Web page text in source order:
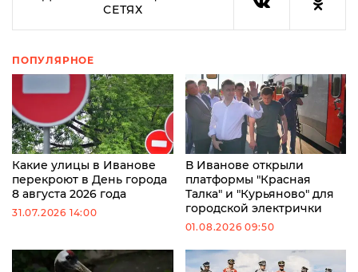
СЕТЯХ
ПОПУЛЯРНОЕ
Какие улицы в Иванове
перекроют в День города
8 августа 2026 года
31.07.2026 14:00
В Иванове открыли
платформы "Красная
Талка" и "Курьяново" для
городской электрички
01.08.2026 09:50